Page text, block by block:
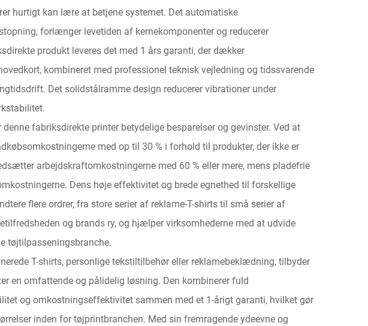
hurtigt kan lære at betjene systemet. Det automatiske
forlænger levetiden af kernekomponenter og reducerer
produkt leveres det med 1 års garanti, der dækker
kombineret med professionel teknisk vejledning og tidssvarende
Det solidstålramme design reducerer vibrationer under
fabriksdirekte printer betydelige besparelser og gevinster. Ved at
med op til 30 % i forhold til produkter, der ikke er
arbejdskraftomkostningerne med 60 % eller mere, mens pladefrie
Dens høje effektivitet og brede egnethed til forskellige
flere ordrer, fra store serier af reklame-T-shirts til små serier af
og brands ry, og hjælper virksomhederne med at udvide
tøjtilpasseningsbranche.
T-shirts, personlige tekstiltilbehør eller reklamebeklædning, tilbyder
en omfattende og pålidelig løsning. Den kombinerer fuld
og omkostningseffektivitet sammen med et 1-årigt garanti, hvilket gør
inden for tøjprintbranchen. Med sin fremragende ydeevne og